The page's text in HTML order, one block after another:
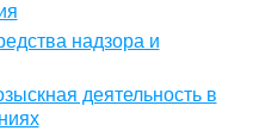
надзора и
деятельность в